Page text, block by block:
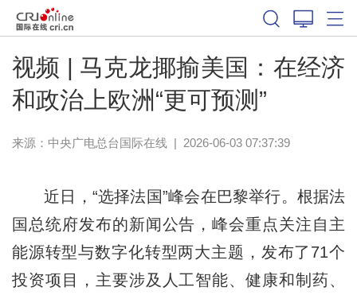
视频 | 马克龙揶揄美国：在经济
和政治上欧洲“更可预测”
来源：中央广电总台国际在线| 2026-06-03 07:37:39
近日，“选择法国”峰会在巴黎举行。根据法
国总统府发布的新闻公告，峰会重点关注自主
能源转型与数字化转型两大主题，发布了71个
投资项目，主要涉及人工智能、健康和制药、